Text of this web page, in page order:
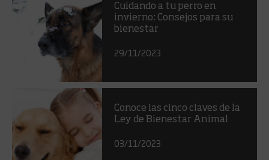
Cuidando a tu perro en
invierno: Consejos para su
bienestar
29/11/2023
Conoce las cinco claves de la
Ley de Bienestar Animal
03/11/2023